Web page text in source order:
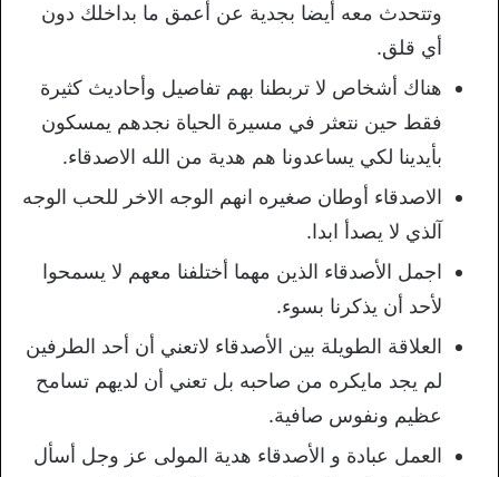
وتتحدث معه أيضا بجدية عن أعمق ما بداخلك دون
أي قلق.
هناك أشخاص لا تربطنا بهم تفاصيل وأحاديث كثيرة
فقط حين نتعثر في مسيرة الحياة نجدهم يمسكون
بأيدينا لكي يساعدونا هم هدية من الله الاصدقاء.
الاصدقاء أوطان صغيره انهم الوجه الاخر للحب الوجه
آلذي لا يصدأ ابدا.
اجمل الأصدقاء الذين مهما أختلفنا معهم لا يسمحوا
لأحد أن يذكرنا بسوء.
العلاقة الطويلة بين الأصدقاء لاتعني أن أحد الطرفين
لم يجد مايكره من صاحبه بل تعني أن لديهم تسامح
عظيم ونفوس صافية.
العمل عبادة و الأصدقاء هدية المولى عز وجل أسأل